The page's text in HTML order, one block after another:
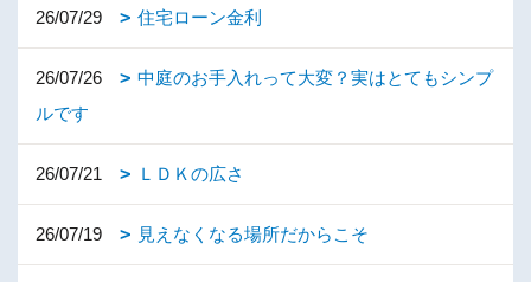
26/07/29 住宅ローン金利
26/07/26
中庭のお手入れって大変？実はとてもシンプ
ルです
26/07/21 ＬＤＫの広さ
26/07/19 見えなくなる場所だからこそ